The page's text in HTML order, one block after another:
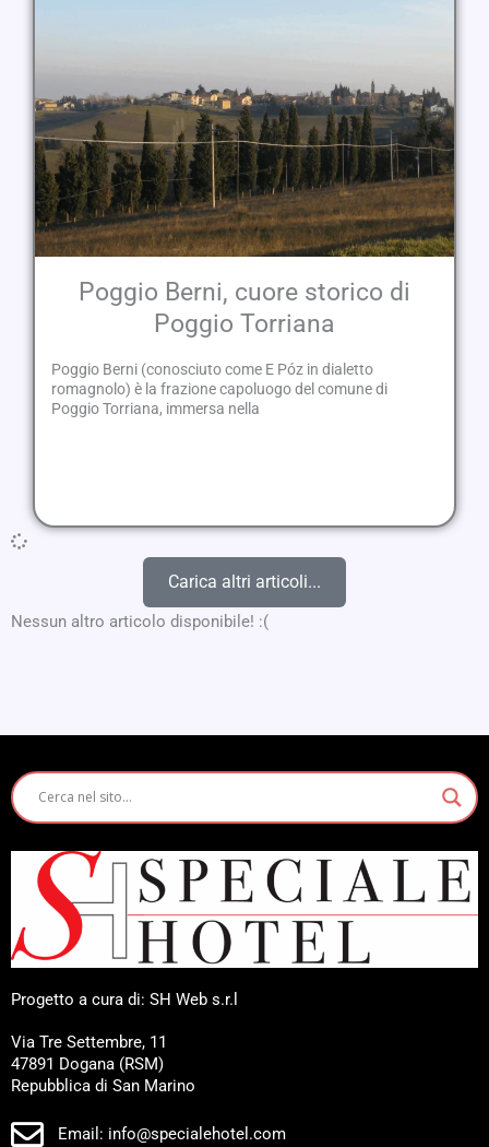
Poggio Berni, cuore storico di
Poggio Torriana
Poggio Berni (conosciuto come E Póz in dialetto
romagnolo) è la frazione capoluogo del comune di
Poggio Torriana, immersa nella
Carica altri articoli...
Nessun altro articolo disponibile! :(
Progetto a cura di: SH Web s.r.l
Via Tre Settembre, 11
47891 Dogana (RSM)
Repubblica di San Marino
Email: info@specialehotel.com